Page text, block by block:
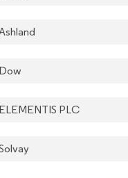
Dow
ELEMENTIS PLC